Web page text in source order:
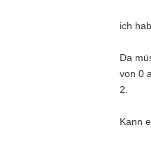
ich
Da
von 0
2.
Kann